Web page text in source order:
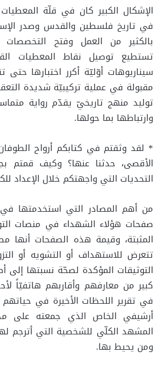
الإشكال الكبير كان في قلّة
في تاريخ فلسطين والقدس وصدر
بالكثير من العمل وفتح
تستطيع توصيل نقاط المعطيات
سيناريوهات أوّليّة أكرر اختبارها
مقبولة في عملية تركيبيّة شديدة
توليد منهج تاريخيّ يقدّم رواية
وارتباطها بما حولها.
* لقد وثقتم في كتابكم أرواح
الأقصى، حدثنا عنها؟ وكيف قمتم
التحديات التي واجهتكم خلال الإعداد
من أهم المصادر التي استخدمتها
صفحات هؤلاء الشهداء في منصات
المثبتة، وقيمة هذه الصفحات أنها
تتعرض للاستهداف أو التشويه أو
التوثيقات المؤكدة لصحّة نسبتها إلى
كبير من معارفهم وأقاربهم هاتفيّاً
في تقرير اللحظات الأخيرة في حياتهم
أرشيفي الخاص الذي جمعته على
المشهد الكلّي للشخصية التي أترجم
ومن يحيط بها.